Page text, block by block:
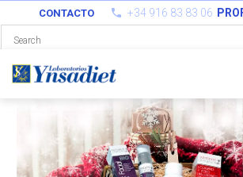
CONTACTO +34 916 83 83 06